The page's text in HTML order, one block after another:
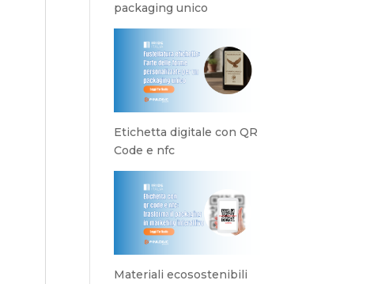
packaging unico
Etichetta digitale con QR
Code e nfc
Materiali ecosostenibili